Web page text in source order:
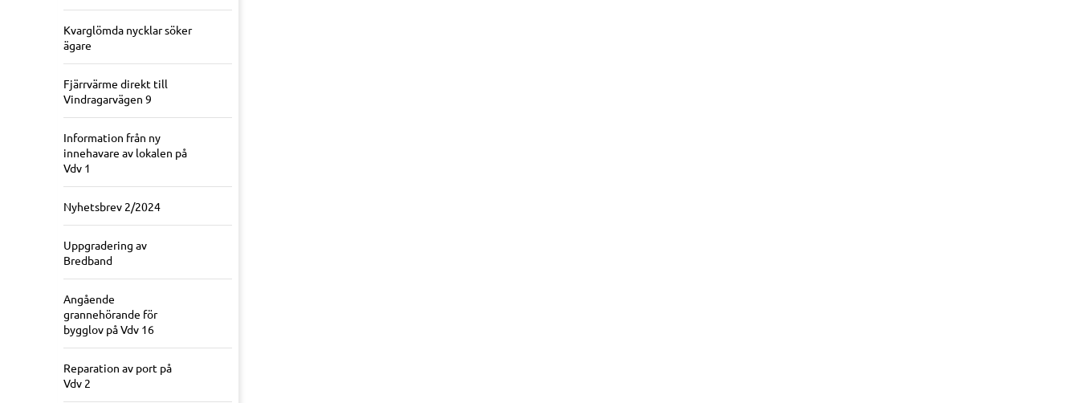
Kvarglömda nycklar söker
ägare
Fjärrvärme direkt till
Vindragarvägen 9
Information från ny
innehavare av lokalen på
Vdv 1
Nyhetsbrev 2/2024
Uppgradering av
Bredband
Angående
grannehörande för
bygglov på Vdv 16
Reparation av port på
Vdv 2